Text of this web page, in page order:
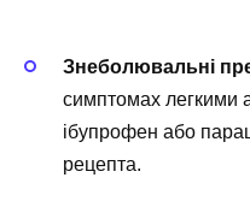
Знеболювальні
симптомах легкими
ібупрофен або
рецепта.